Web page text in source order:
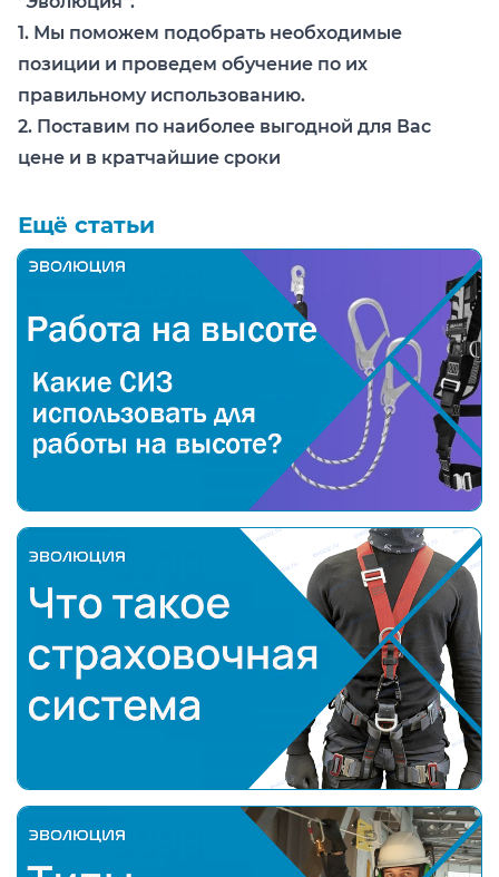
1. Мы поможем подобрать необходимые
позиции и проведем обучение по их
правильному использованию.
2. Поставим по наиболее выгодной для Вас
цене и в кратчайшие сроки
Ещё статьи
Какие средства индивидуальной защиты (СИЗ)
Что такое страховочная система